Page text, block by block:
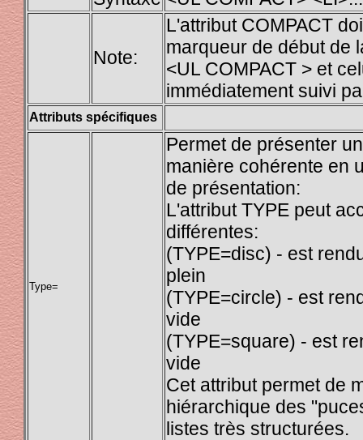
Note:
L'attribut COMPACT
marqueur de début de
<UL COMPACT > et
immédiatement suivi
Attributs spécifiques
Type=
Permet de présenter
manière cohérente en
de présentation:
L'attribut TYPE peut
différentes:
(TYPE=disc) - est
plein
(TYPE=circle) - est
vide
(TYPE=square) - est
vide
Cet attribut permet de
hiérarchique des
listes très structurées.